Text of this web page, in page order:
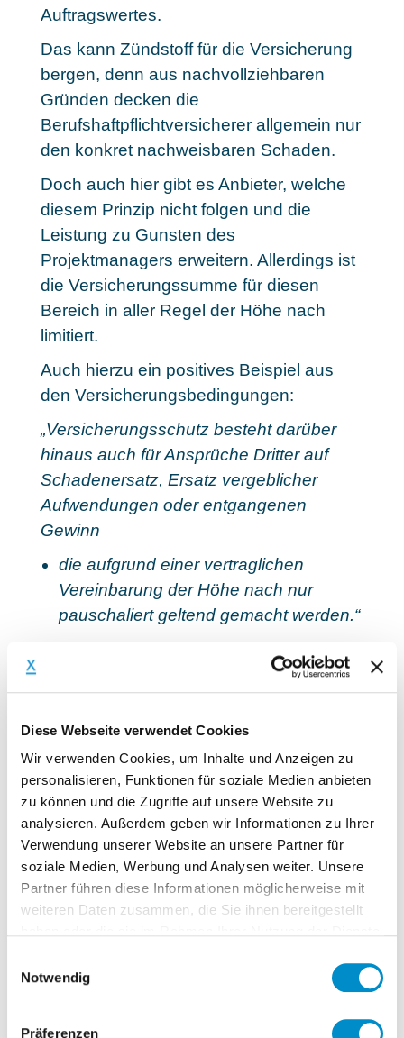
Diese Webseite verwendet Cookies
Wir verwenden Cookies, um Inhalte und Anzeigen zu
personalisieren, Funktionen für soziale Medien anbieten
zu können und die Zugriffe auf unsere Website zu
analysieren. Außerdem geben wir Informationen zu Ihrer
Verwendung unserer Website an unsere Partner für
soziale Medien, Werbung und Analysen weiter. Unsere
Partner führen diese Informationen möglicherweise mit
weiteren Daten zusammen, die Sie ihnen bereitgestellt
Notwendig
Präferenzen
Auftragswertes.
Das kann Zündstoff für die Versicherung
bergen, denn aus nachvollziehbaren
Gründen decken die
Berufshaftpflichtversicherer allgemein nur
den konkret nachweisbaren Schaden.
Doch auch hier gibt es Anbieter, welche
diesem Prinzip nicht folgen und die
Leistung zu Gunsten des
Projektmanagers erweitern. Allerdings ist
die Versicherungssumme für diesen
Bereich in aller Regel der Höhe nach
limitiert.
Auch hierzu ein positives Beispiel aus
den Versicherungsbedingungen:
„Versicherungsschutz besteht darüber
hinaus auch für Ansprüche Dritter auf
Schadenersatz, Ersatz vergeblicher
Aufwendungen oder entgangenen
Gewinn
die aufgrund einer vertraglichen
Vereinbarung der Höhe nach nur
pauschaliert geltend gemacht werden.“
Vertragsstrafen in Projektverträgen
Schadenersatz mit der vom Prinzip her
ähnlichen Vertragsstrafe. Letztere wird
zwar ebenfalls im Projektvertrag
vereinbart, allerdings handelt es sich
dabei um eine fixe Summe, die bei nicht
Eintreten einer vertraglichen Verpflichtung
an den Auftraggeber gezahlt wird –
unabhängig davon, ob ein konkreter
Auf diese Form der Strafe wird dann
Auftraggeber besonders wichtig ist, dass